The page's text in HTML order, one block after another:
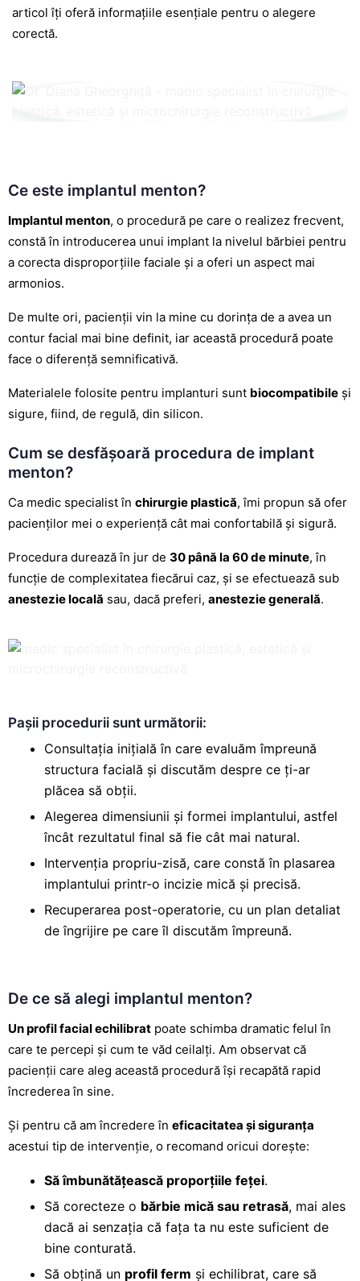
articol îți oferă informațiile esențiale pentru o alegere
corectă.
Ce este implantul menton?
Implantul menton, o procedură pe care o realizez frecvent,
constă în introducerea unui implant la nivelul bărbiei pentru
a corecta disproporțiile faciale și a oferi un aspect mai
armonios.
De multe ori, pacienții vin la mine cu dorința de a avea un
contur facial mai bine definit, iar această procedură poate
face o diferență semnificativă.
Materialele folosite pentru implanturi sunt biocompatibileși
sigure, fiind, de regulă, din silicon.
Cum se desfășoară procedura de implant
menton?
Ca medic specialist în chirurgie plastică, îmi propun să ofer
pacienților mei o experiență cât mai confortabilă și sigură.
Procedura durează în jur de 30 până la 60 de minute, în
funcție de complexitatea fiecărui caz, și se efectuează sub
anestezie locală sau, dacă preferi, anestezie generală.
Pașii procedurii sunt următorii:
Consultația inițială în care evaluăm împreună
structura facială și discutăm despre ce ți-ar
plăcea să obții.
Alegerea dimensiunii și formei implantului, astfel
încât rezultatul final să fie cât mai natural.
Intervenția propriu-zisă, care constă în plasarea
implantului printr-o incizie mică și precisă.
Recuperarea post-operatorie, cu un plan detaliat
de îngrijire pe care îl discutăm împreună.
De ce să alegi implantul menton?
Un profil facial echilibratpoate schimba dramatic felul în
care te percepi și cum te văd ceilalți. Am observat că
pacienții care aleg această procedură își recapătă rapid
încrederea în sine.
Și pentru că am încredere în eficacitatea și siguranța
acestui tip de intervenție, o recomand oricui dorește:
Să îmbunătățească proporțiile feței.
Să corecteze o bărbie mică sau retrasă, mai ales
dacă ai senzația că fața ta nu este suficient de
bine conturată.
Să obțină un profil ferm și echilibrat, care să